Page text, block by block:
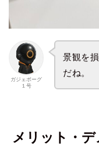
ガジェボーグ
１号
景観を
だね。
メリット・デ